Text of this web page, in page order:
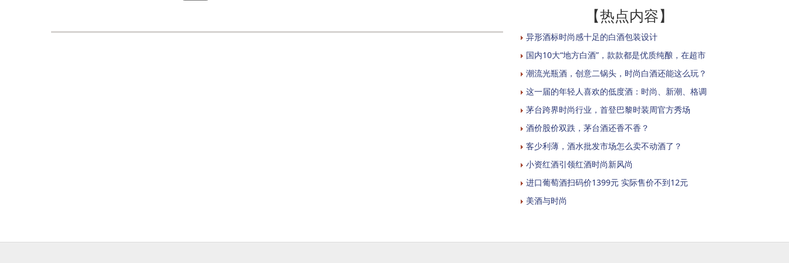
【热点内容】
异形酒标时尚感十足的白酒包装设计
国内10大“地方白酒”，款款都是优质纯酿，在超市
潮流光瓶酒，创意二锅头，时尚白酒还能这么玩？
这一届的年轻人喜欢的低度酒：时尚、新潮、格调
茅台跨界时尚行业，首登巴黎时装周官方秀场
酒价股价双跌，茅台酒还香不香？
客少利薄，酒水批发市场怎么卖不动酒了？
小资红酒引领红酒时尚新风尚
进口葡萄酒扫码价1399元 实际售价不到12元
美酒与时尚